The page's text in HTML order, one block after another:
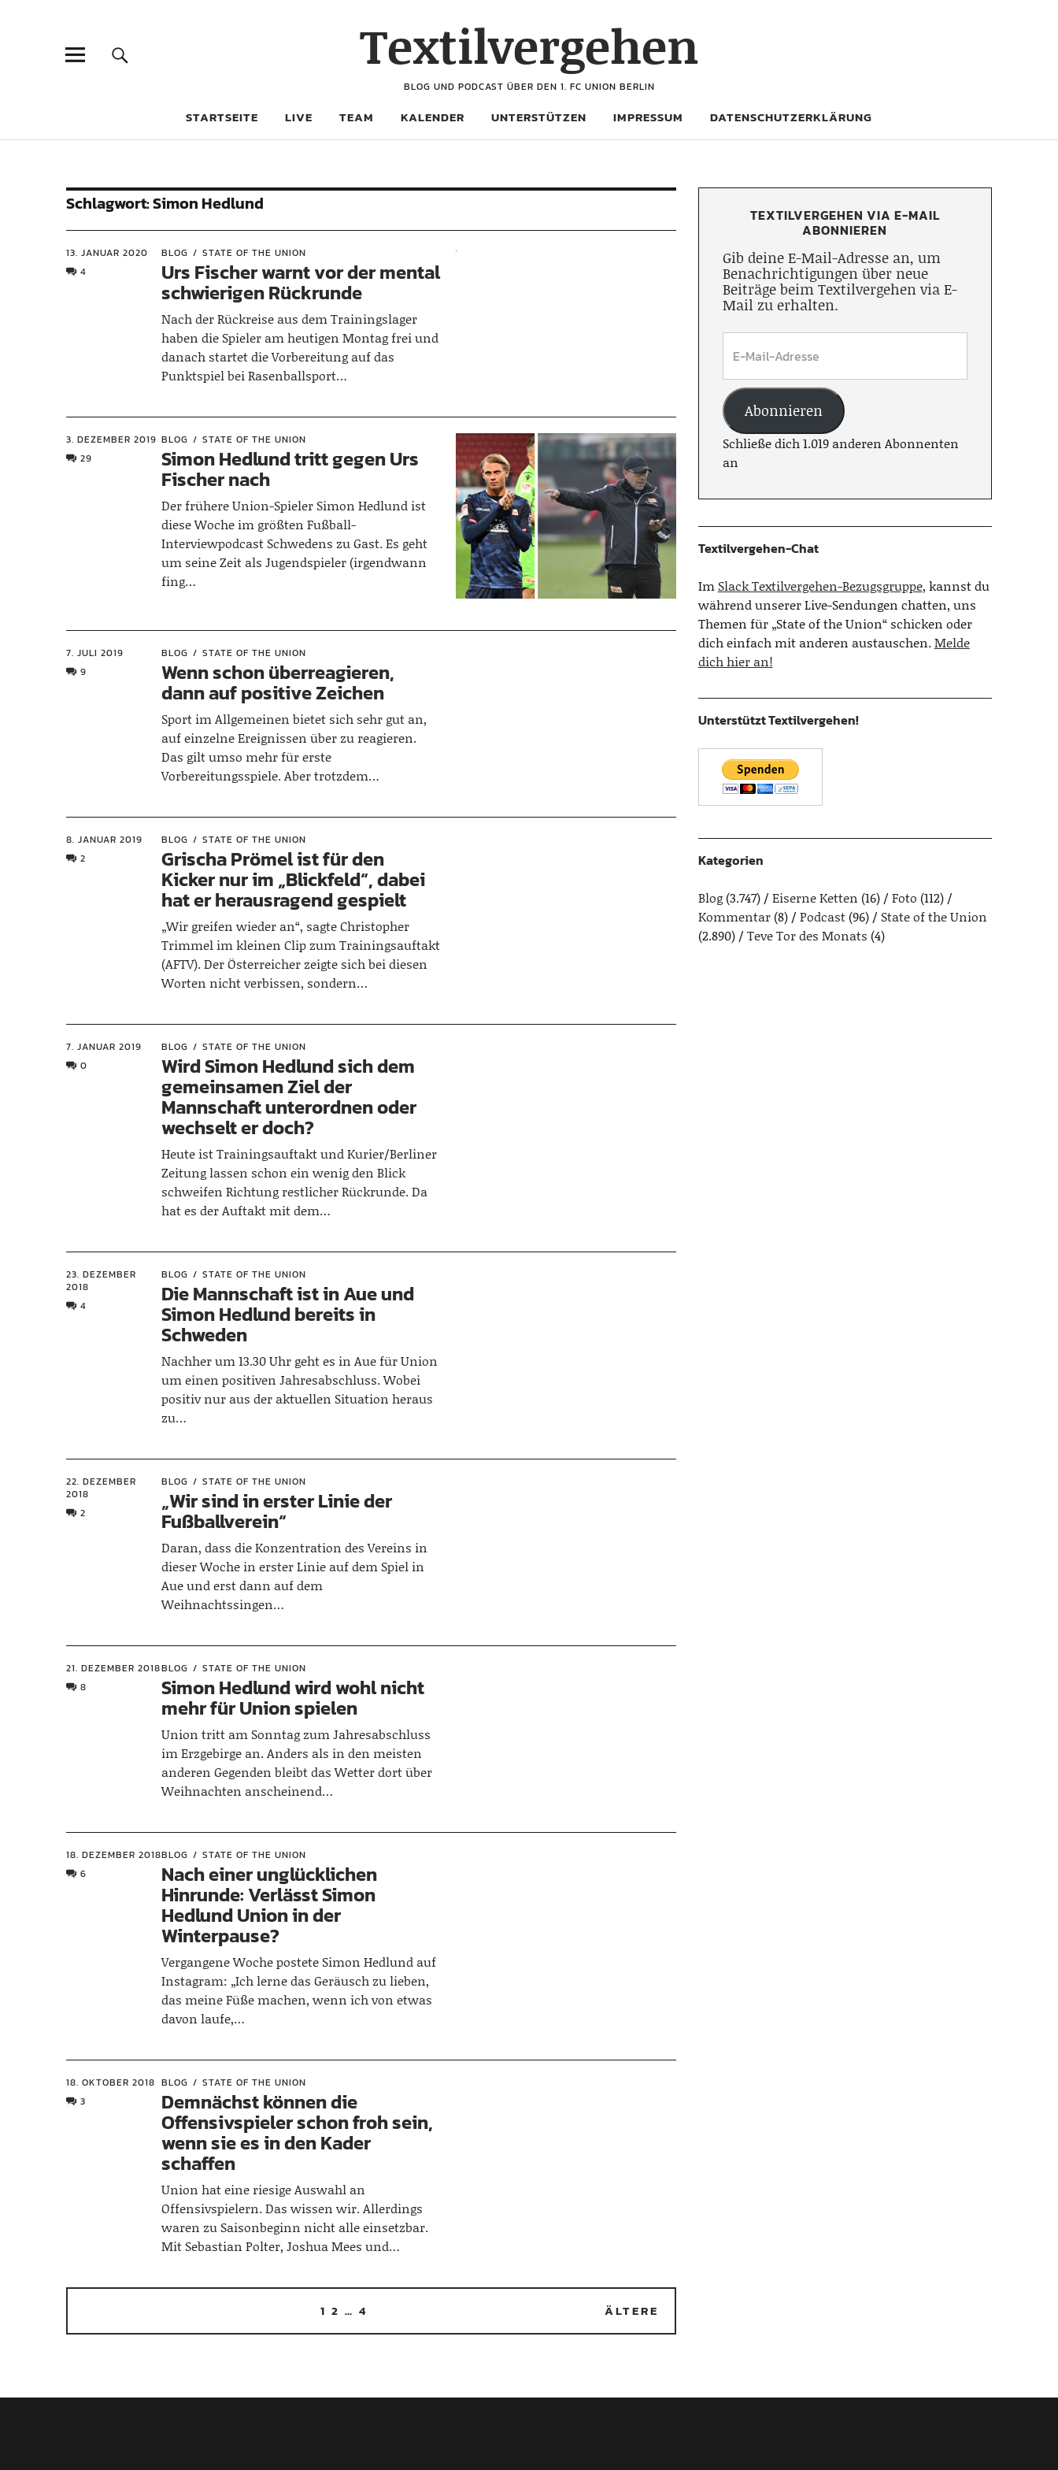
Textilvergehen
BLOG UND PODCAST ÜBER DEN 1. FC UNION BERLIN
STARTSEITE LIVE TEAM KALENDER UNTERSTÜTZEN IMPRESSUM DATENSCHUTZERKLÄRUNG
Schlagwort:Simon Hedlund
13. JANUAR 2020
4
BLOG STATE OF THE UNION
Urs Fischer warnt vor der mental
schwierigen Rückrunde
Nach der Rückreise aus dem Trainingslager
haben die Spieler am heutigen Montag frei und
danach startet die Vorbereitung auf das
Punktspiel bei Rasenballsport…
3. DEZEMBER 2019
29
BLOG STATE OF THE UNION
Simon Hedlund tritt gegen Urs
Fischer nach
Der frühere Union-Spieler Simon Hedlund ist
diese Woche im größten Fußball-
Interviewpodcast Schwedens zu Gast. Es geht
um seine Zeit als Jugendspieler (irgendwann
fing…
7. JULI 2019
9
BLOG STATE OF THE UNION
Wenn schon überreagieren,
dann auf positive Zeichen
Sport im Allgemeinen bietet sich sehr gut an,
auf einzelne Ereignissen über zu reagieren.
Das gilt umso mehr für erste
Vorbereitungsspiele. Aber trotzdem…
8. JANUAR 2019
2
BLOG STATE OF THE UNION
Grischa Prömel ist für den
Kicker nur im „Blickfeld“, dabei
hat er herausragend gespielt
„Wir greifen wieder an“, sagte Christopher
Trimmel im kleinen Clip zum Trainingsauftakt
(AFTV). Der Österreicher zeigte sich bei diesen
Worten nicht verbissen, sondern…
7. JANUAR 2019
0
BLOG STATE OF THE UNION
Wird Simon Hedlund sich dem
gemeinsamen Ziel der
Mannschaft unterordnen oder
wechselt er doch?
Heute ist Trainingsauftakt und Kurier/Berliner
Zeitung lassen schon ein wenig den Blick
schweifen Richtung restlicher Rückrunde. Da
hat es der Auftakt mit dem…
23. DEZEMBER
2018
4
BLOG STATE OF THE UNION
Die Mannschaft ist in Aue und
Simon Hedlund bereits in
Schweden
Nachher um 13.30 Uhr geht es in Aue für Union
um einen positiven Jahresabschluss. Wobei
positiv nur aus der aktuellen Situation heraus
zu…
22. DEZEMBER
2018
2
BLOG STATE OF THE UNION
„Wir sind in erster Linie der
Fußballverein“
Daran, dass die Konzentration des Vereins in
dieser Woche in erster Linie auf dem Spiel in
Aue und erst dann auf dem
Weihnachtssingen…
21. DEZEMBER 2018
8
BLOG STATE OF THE UNION
Simon Hedlund wird wohl nicht
mehr für Union spielen
Union tritt am Sonntag zum Jahresabschluss
im Erzgebirge an. Anders als in den meisten
anderen Gegenden bleibt das Wetter dort über
Weihnachten anscheinend…
18. DEZEMBER 2018
6
BLOG STATE OF THE UNION
Nach einer unglücklichen
Hinrunde: Verlässt Simon
Hedlund Union in der
Winterpause?
Vergangene Woche postete Simon Hedlund auf
Instagram: „Ich lerne das Geräusch zu lieben,
das meine Füße machen, wenn ich von etwas
davon laufe,…
18. OKTOBER 2018
3
BLOG STATE OF THE UNION
Demnächst können die
Offensivspieler schon froh sein,
wenn sie es in den Kader
schaffen
Union hat eine riesige Auswahl an
Offensivspielern. Das wissen wir. Allerdings
waren zu Saisonbeginn nicht alle einsetzbar.
Mit Sebastian Polter, Joshua Mees und…
1 2 … 4 ÄLTERE
TEXTILVERGEHEN VIA E-MAIL
ABONNIEREN
Gib deine E-Mail-Adresse an, um
Benachrichtigungen über neue
Beiträge beim Textilvergehen via E-
Mail zu erhalten.
Abonnieren
Schließe dich 1.019 anderen Abonnenten
an
Textilvergehen-Chat
Im Slack Textilvergehen-Bezugsgruppe, kannst du
während unserer Live-Sendungen chatten, uns
Themen für „State of the Union“ schicken oder
dich einfach mit anderen austauschen.Melde
dich hier an!
Unterstützt Textilvergehen!
Kategorien
Blog(3.747) Eiserne Ketten (16) Foto (112)
Kommentar(8) Podcast(96)
State of the Union
(2.890)
Teve Tor des Monats (4)